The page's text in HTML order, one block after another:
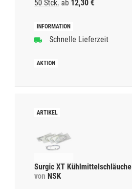
50 Stck. ab 12,30 €
Schnelle Lieferzeit
Surgic XT Kühlmittelschläuche
von NSK